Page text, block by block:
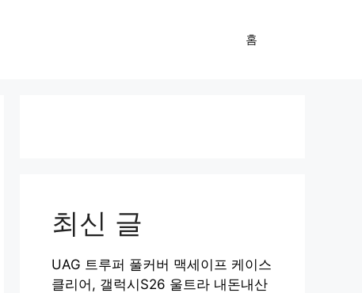
홈
최신 글
UAG 트루퍼 풀커버 맥세이프 케이스
클리어, 갤럭시S26 울트라 내돈내산